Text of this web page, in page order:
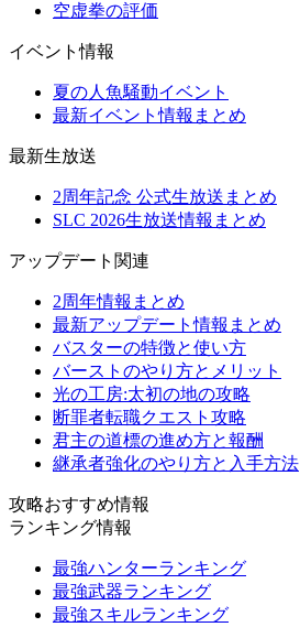
空虚拳の評価
イベント情報
夏の人魚騒動イベント
最新イベント情報まとめ
最新生放送
2周年記念 公式生放送まとめ
SLC 2026生放送情報まとめ
アップデート関連
2周年情報まとめ
最新アップデート情報まとめ
バスターの特徴と使い方
バーストのやり方とメリット
光の工房:太初の地の攻略
断罪者転職クエスト攻略
君主の道標の進め方と報酬
継承者強化のやり方と入手方法
攻略おすすめ情報
ランキング情報
最強ハンターランキング
最強武器ランキング
最強スキルランキング